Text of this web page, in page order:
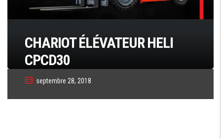
CHARIOT ÉLÉVATEUR HELI
CPCD30
septembre 28, 2018